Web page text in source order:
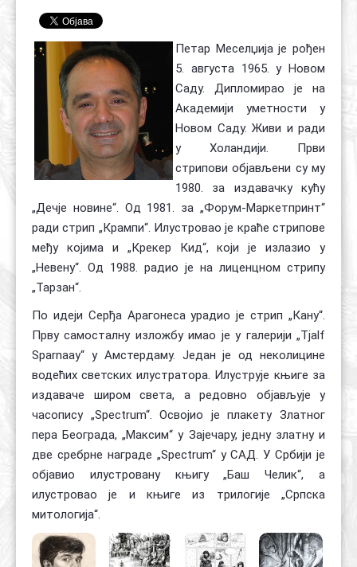
Петар Меселџија је рођен
5. августа 1965. у Новом
Саду. Дипломирао је на
Академији уметности у
Новом Саду. Живи и ради
у Холандији. Први
стрипови објављени су му
1980. за издавачку кућу
„Дечје новине“. Од 1981. за „Форум-Маркетпринт“
ради стрип „Крампи“. Илустровао је краће стрипове
међу којима и „Крекер Кид“, који је излазио у
„Невену“. Од 1988. радио је на лиценцном стрипу
„Тарзан“.
По идеји Серђа Арагонеса урадио је стрип „Кану“.
Прву самосталну изложбу имао је у галерији „Tjalf
Sparnaay“ у Амстердаму. Један је од неколицине
водећих светских илустратора. Илуструје књиге за
издаваче широм света, а редовно објављује у
часопису „Spectrum“. Освојио је плакету Златног
пера Београда, „Максим“ у Зајечару, једну златну и
две сребрне награде „Spectrum“ у САД. У Србији је
објавио илустровану књигу „Баш Челик“, а
илустровао је и књиге из трилогије „Српска
митологија“.
Органи
Хол славе
Контакт